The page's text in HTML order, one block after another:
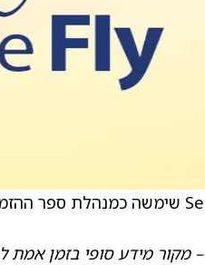
– מקור מידע סופי בזמן אמת